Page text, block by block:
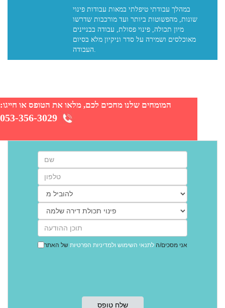
במהלך עבודתי טיפלתי במאות עבודות פינוי
שונות, מהפשוטות ביותר ועד מורכבות שדרשו
מיון תכולה, פינוי פסולת, עבודה בבניינים
מאוכלסים ושמירה על סדר וניקיון מלא בסיום
המומחים שלנו מחכים לכם, מלאו את הטופס או חייגו:
053-356-3029
אני מסכים/ה לתנאי השימוש ולמדיניות הפרטיות של האתר